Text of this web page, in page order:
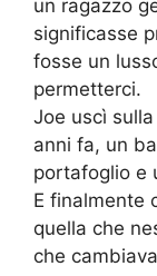
un ragazzo
significasse
fosse un
permetterci.
Joe uscì
anni fa, un
portafoglio e
E finalmente
quella che
che